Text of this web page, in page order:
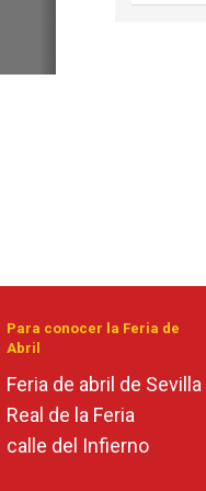
Para conocer la Feria de
Abril
Feria de abril de Sevilla
Real de la Feria
calle del Infierno